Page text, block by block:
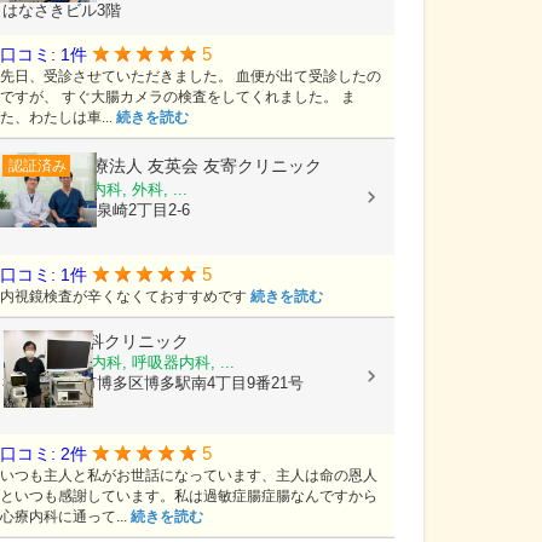
はなさきビル3階
口コミ: 1件 5
先日、受診させていただきました。 血便が出て受診したの
ですが、 すぐ大腸カメラの検査をしてくれました。 ま
た、わたしは車... 続きを読む
認証済み 医療法人 友英会 友寄クリニック
内科, 消化器内科, 外科, ...
沖縄県那覇市泉崎2丁目2-6
口コミ: 1件 5
内視鏡検査が辛くなくておすすめです 続きを読む
そえじま内科クリニック
内科, 消化器内科, 呼吸器内科, ...
福岡県福岡市博多区博多駅南4丁目9番21号
口コミ: 2件 5
いつも主人と私がお世話になっています、主人は命の恩人
といつも感謝しています。私は過敏症腸症腸なんですから
心療内科に通って... 続きを読む